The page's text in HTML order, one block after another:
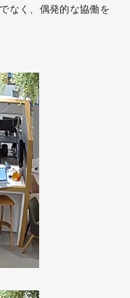
なく、偶発的な協働を